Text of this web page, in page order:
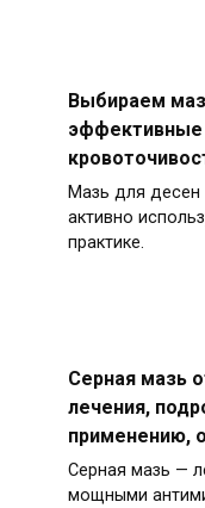
Выбираем
эффективные
Мазь для десен
активно
практике.
Серная мазь
лечения,
применению,
Серная мазь —
мощными